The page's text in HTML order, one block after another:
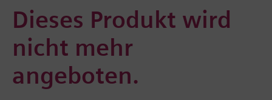
Dieses Produkt wird
nicht mehr
angeboten.